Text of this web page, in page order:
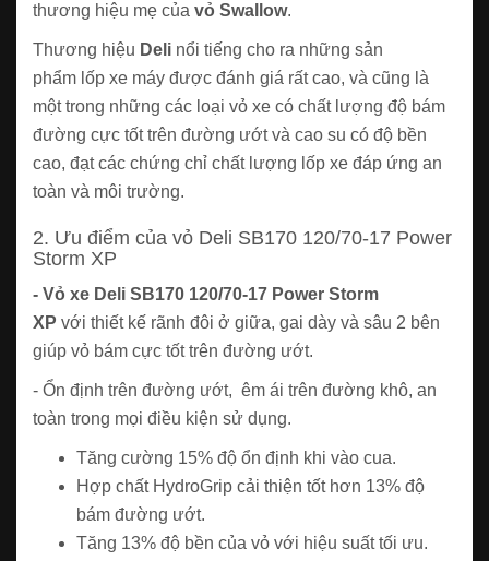
thương hiệu mẹ của vỏ Swallow.
Thương hiệu Deli nổi tiếng cho ra những sản
phẩm lốp xe máy được đánh giá rất cao, và cũng là
một trong những các loại vỏ xe có chất lượng độ bám
đường cực tốt trên đường ướt và cao su có độ bền
cao, đạt các chứng chỉ chất lượng lốp xe đáp ứng an
toàn và môi trường.
2. Ưu điểm của vỏ Deli SB170 120/70-17 Power
Storm XP
- Vỏ xe Deli SB170 120/70-17 Power Storm
XP với thiết kế rãnh đôi ở giữa, gai dày và sâu 2 bên
giúp vỏ bám cực tốt trên đường ướt.
- Ổn định trên đường ướt, êm ái trên đường khô, an
toàn trong mọi điều kiện sử dụng.
Tăng cường 15% độ ổn định khi vào cua.
Hợp chất HydroGrip cải thiện tốt hơn 13% độ
bám đường ướt.
Tăng 13% độ bền của vỏ với hiệu suất tối ưu.